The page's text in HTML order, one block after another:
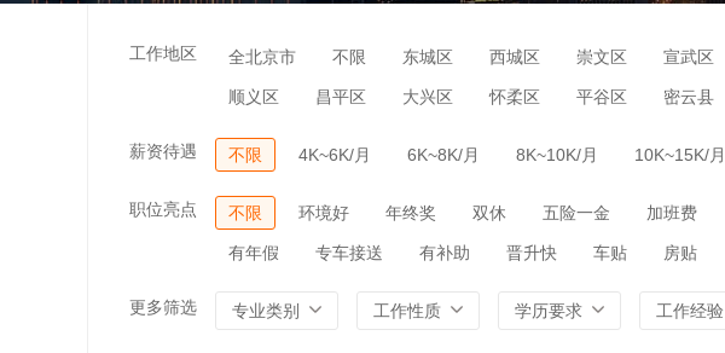
工作地区 全北京市 不限 东城区 西城区 崇文区 宣武区
顺义区 昌平区 大兴区 怀柔区 平谷区 密云县
薪资待遇 不限 4K~6K/月 6K~8K/月 8K~10K/月 10K~15K/月
职位亮点 不限 环境好 年终奖 双休 五险一金 加班费
有年假 专车接送 有补助 晋升快 车贴 房贴
更多筛选 专业类别 工作性质 学历要求 工作经验